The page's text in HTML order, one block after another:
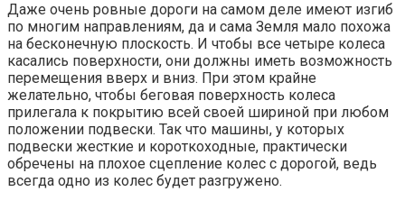
Даже очень ровные дороги на самом деле имеют изгиб
по многим направлениям, да и сама Земля мало похожа
на бесконечную плоскость. И чтобы все четыре колеса
касались поверхности, они должны иметь возможность
перемещения вверх и вниз. При этом крайне
желательно, чтобы беговая поверхность колеса
прилегала к покрытию всей своей шириной при любом
положении подвески. Так что машины, у которых
подвески жесткие и короткоходные, практически
обречены на плохое сцепление колес с дорогой, ведь
всегда одно из колес будет разгружено.